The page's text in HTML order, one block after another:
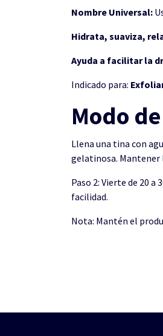
Nombre Universal:
Hidrata, suaviza,
Ayuda a facilitar la
Indicado para:
Modo
Llena una tina con
gelatinosa. Mantener
Paso 2: Vierte de 20
facilidad.
Nota: Mantén el